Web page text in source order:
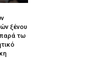
ξένου
τω